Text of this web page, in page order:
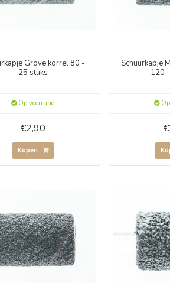
Grove korrel 80 -
25 stuks
Op voorraad
€2,90
Kopen
Schuurkapje
120
Op